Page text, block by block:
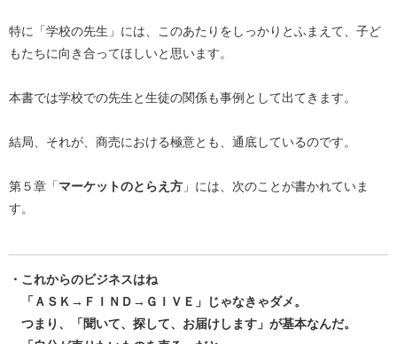
特に「学校の先生」には、このあたりをしっかりとふまえて、子ど
もたちに向き合ってほしいと思います。
本書では学校での先生と生徒の関係も事例として出てきます。
結局、それが、商売における極意とも、通底しているのです。
第５章「マーケットのとらえ方 」には、次のことが書かれていま
す。
・これからのビジネスはね
「ＡＳＫ→ＦＩＮＤ→ＧＩＶＥ」じゃなきゃダメ。
つまり、「聞いて、探して、お届けします」が基本なんだ。